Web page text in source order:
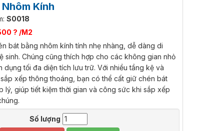
Kính
S0018
? /M2
bát bằng nhôm kính tính nhẹ nhàng, dễ dàng di
sinh. Chúng cũng thích hợp cho các không gian nhỏ
dụng tối đa diện tích lưu trữ. Với nhiều tầng kệ và
xếp thông thoáng, bạn có thể cất giữ chén bát
lý, giúp tiết kiệm thời gian và công sức khi sắp xếp
Số lượng